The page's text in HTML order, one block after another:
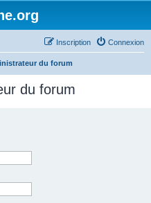
Connexion
Inscription
du forum
du forum